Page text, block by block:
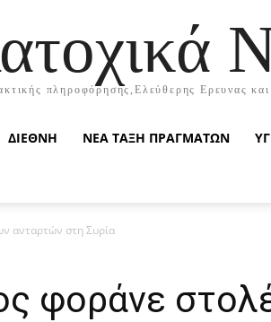
πληροφόρησης,Ελεύθερης Ερευνας
ΔΙΕΘΝΗ ΝΕΑ ΤΑΞΗ ΠΡΑΓΜΑΤΩΝ
ανταρτών στη Συρία
φοράνε